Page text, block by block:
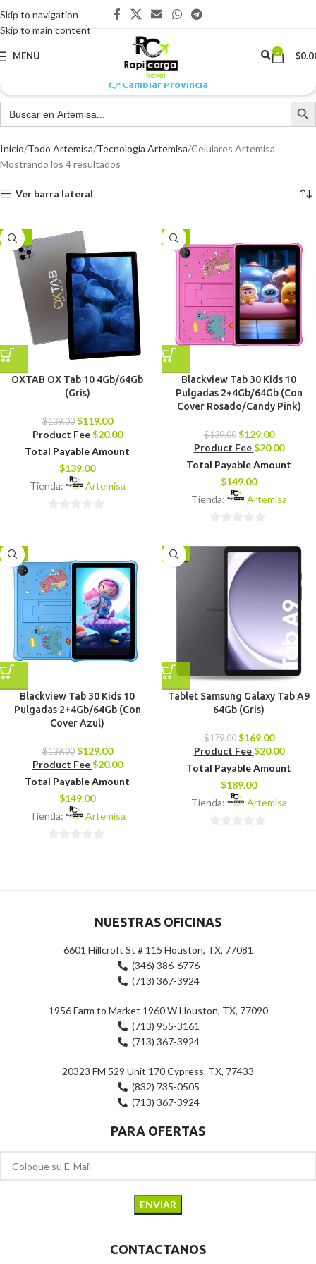
Skip to navigation
Skip to main content
MENÚ 0 $
👉 Cambiar Provincia
Inicio Todo Artemisa Tecnología Artemisa Celulares Artemisa
Mostrando los 4 resultados
Ver barra lateral
-14%
OXTAB OX Tab 10 4Gb/64Gb
(Gris)
$139.00 $119.00
Product Fee $20.00
Total Payable Amount
$139.00
Tienda:
Artemisa
-7%
Blackview Tab 30 Kids 10
Pulgadas 2+4Gb/64Gb (Con
Cover Rosado/Candy Pink)
$139.00 $129.00
Product Fee $20.00
Total Payable Amount
$149.00
Tienda:
Artemisa
de
-7%
Blackview Tab 30 Kids 10
Pulgadas 2+4Gb/64Gb (Con
Cover Azul)
$139.00 $129.00
Product Fee $20.00
Total Payable Amount
$149.00
Tienda:
Artemisa
-6%
Tablet Samsung Galaxy Tab A9
64Gb (Gris)
$179.00 $169.00
Product Fee $20.00
Total Payable Amount
$189.00
Tienda:
Artemisa
NUESTRAS OFICINAS
6601 Hillcroft St # 115 Houston, TX, 77081
(346) 386-6776
(713) 367-3924
1956 Farm to Market 1960 W Houston, TX, 77090
(713) 955-3161
(713) 367-3924
20323 FM 529 Unit 170 Cypress, TX, 77433
(832) 735-0505
(713) 367-3924
PARA OFERTAS
CONTACTANOS